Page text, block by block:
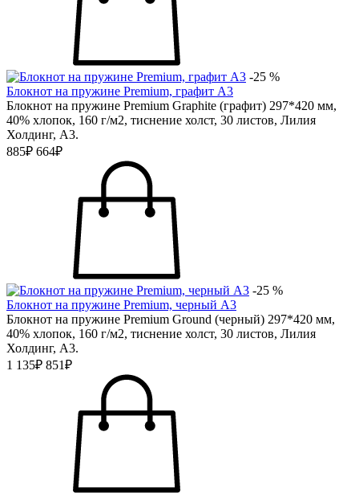
-25 %
Блокнот на пружине Premium, графит А3
Блокнот на пружине Premium Graphitе (графит) 297*420 мм,
40% хлопок, 160 г/м2, тиснение холст, 30 листов, Лилия
Холдинг, А3.
885₽ 664₽
-25 %
Блокнот на пружине Premium, черный А3
Блокнот на пружине Premium Grоund (черный) 297*420 мм,
40% хлопок, 160 г/м2, тиснение холст, 30 листов, Лилия
Холдинг, А3.
1 135₽ 851₽